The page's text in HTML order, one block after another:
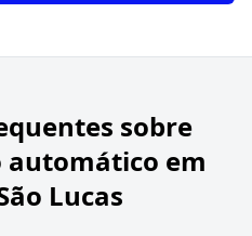
sobre
em
Lucas